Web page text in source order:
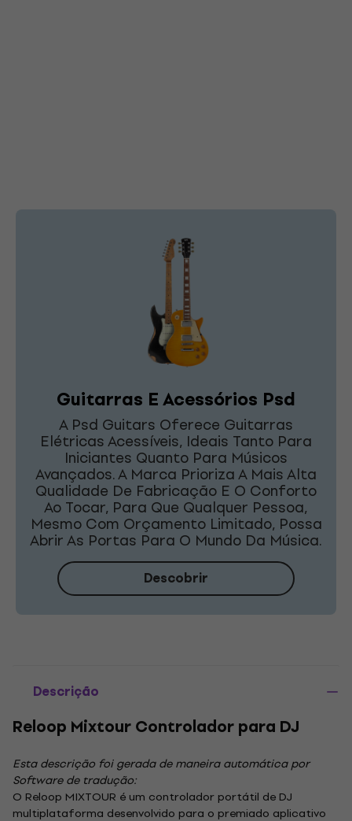
Guitarras E Acessórios Psd
A Psd Guitars Oferece Guitarras
Elétricas Acessíveis, Ideais Tanto Para
Iniciantes Quanto Para Músicos
Avançados. A Marca Prioriza A Mais Alta
Qualidade De Fabricação E O Conforto
Ao Tocar, Para Que Qualquer Pessoa,
Mesmo Com Orçamento Limitado, Possa
Abrir As Portas Para O Mundo Da Música.
Descobrir
Descrição
Reloop Mixtour Controlador para DJ
Esta descrição foi gerada de maneira automática por
Software de tradução:
O Reloop MIXTOUR é um controlador portátil de DJ
multiplataforma desenvolvido para o premiado aplicativo